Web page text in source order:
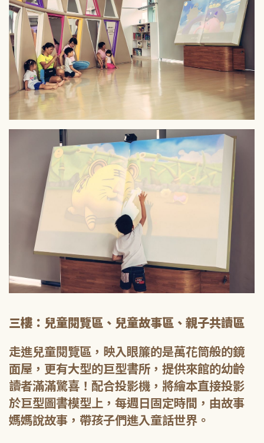
三樓：兒童閱覽區、兒童故事區、親子共讀區
走進兒童閱覽區，映入眼簾的是萬花筒般的鏡
面屋，更有大型的巨型書所，提供來館的幼齡
讀者滿滿驚喜！配合投影機，將繪本直接投影
於巨型圖書模型上，每週日固定時間，由故事
媽媽說故事，帶孩子們進入童話世界。